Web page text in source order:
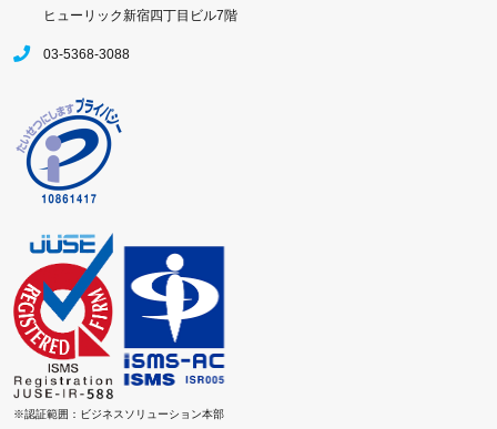
ヒューリック新宿四丁目ビル7階
03-5368-3088
※認証範囲：ビジネスソリューション本部